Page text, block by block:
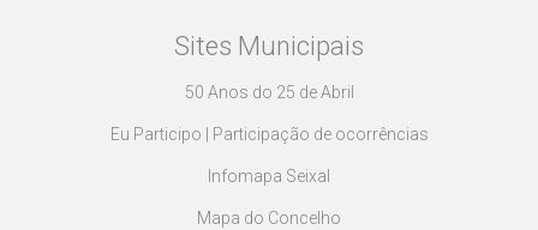
Sites Municipais
50 Anos do 25 de Abril
Eu Participo | Participação de ocorrências
Infomapa Seixal
Mapa do Concelho